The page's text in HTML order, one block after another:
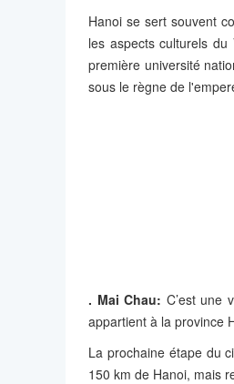
Hanoi se sert souvent
les aspects culturels
première université
sous le règne de
. Mai Chau: C’est une
appartient à la province
La prochaine étape du
150 km de Hanoi, mais